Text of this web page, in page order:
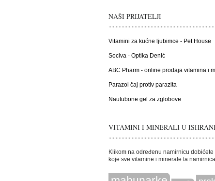
NAŠI PRIJATELJI
Vitamini za kućne ljubimce - Pet House
Sociva - Optika Denić
ABC Pharm - online prodaja vitamina i
Parazol čaj protiv parazita
Nautubone gel za zglobove
VITAMINI I MINERALI U
Klikom na određenu namirnicu dobićete
koje sve vitamine i minerale ta namirnica